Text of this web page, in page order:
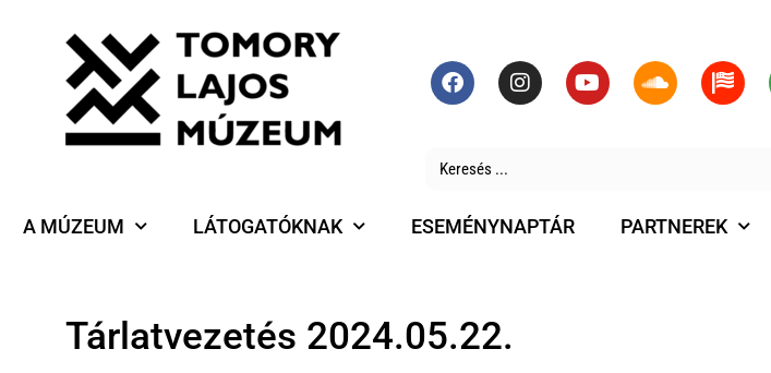
A MÚZEUM LÁTOGATÓKNAK ESEMÉNYNAPTÁR PARTNEREK
Tárlatvezetés 2024.05.22.